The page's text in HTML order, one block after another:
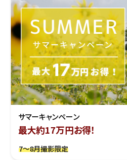
サマーキャンペーン
最大約17万円お得！
7～8月撮影限定